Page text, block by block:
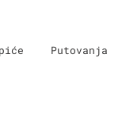
Putovanja